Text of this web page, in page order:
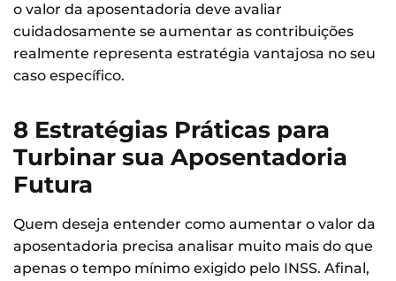
o valor da aposentadoria deve avaliar
cuidadosamente se aumentar as contribuições
realmente representa estratégia vantajosa no seu
caso específico.
8 Estratégias Práticas para
Turbinar sua Aposentadoria
Futura
Quem deseja entender como aumentar o valor da
aposentadoria precisa analisar muito mais do que
apenas o tempo mínimo exigido pelo INSS. Afinal,